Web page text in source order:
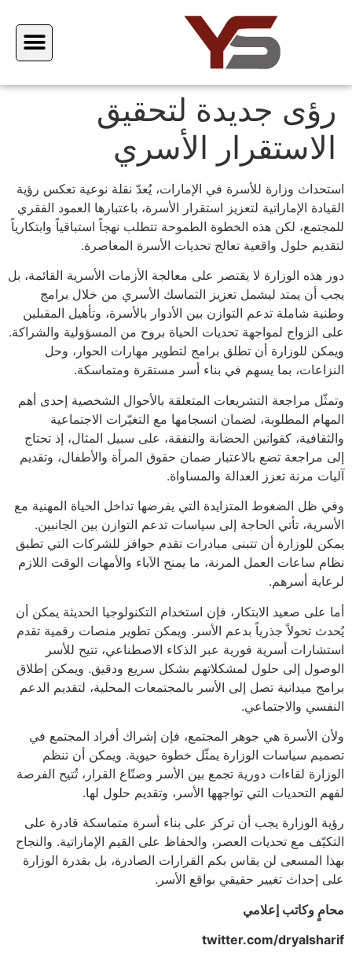
رؤى جديدة لتحقيق
الاستقرار الأسري
استحداث وزارة للأسرة في الإمارات، يُعدّ نقلة نوعية تعكس رؤية
القيادة الإماراتية لتعزيز استقرار الأسرة، باعتبارها العمود الفقري
للمجتمع، لكن هذه الخطوة الطموحة تتطلب نهجاً استباقياً وابتكارياً
لتقديم حلول واقعية تعالج تحديات الأسرة المعاصرة.
دور هذه الوزارة لا يقتصر على معالجة الأزمات الأسرية القائمة، بل
يجب أن يمتد ليشمل تعزيز التماسك الأسري من خلال برامج
وطنية شاملة تدعم التوازن بين الأدوار بالأسرة، وتأهيل المقبلين
على الزواج لمواجهة تحديات الحياة بروح من المسؤولية والشراكة.
ويمكن للوزارة أن تطلق برامج لتطوير مهارات الحوار، وحل
النزاعات، بما يسهم في بناء أسر مستقرة ومتماسكة.
وتمثّل مراجعة التشريعات المتعلقة بالأحوال الشخصية إحدى أهم
المهام المطلوبة، لضمان انسجامها مع التغيّرات الاجتماعية
والثقافية، كقوانين الحضانة والنفقة، على سبيل المثال، إذ تحتاج
إلى مراجعة تضع بالاعتبار ضمان حقوق المرأة والأطفال، وتقديم
آليات مرنة تعزز العدالة والمساواة.
وفي ظل الضغوط المتزايدة التي يفرضها تداخل الحياة المهنية مع
الأسرية، تأتي الحاجة إلى سياسات تدعم التوازن بين الجانبين.
يمكن للوزارة أن تتبنى مبادرات تقدم حوافز للشركات التي تطبق
نظام ساعات العمل المرنة، ما يمنح الآباء والأمهات الوقت اللازم
لرعاية أسرهم.
أما على صعيد الابتكار، فإن استخدام التكنولوجيا الحديثة يمكن أن
يُحدث تحولاً جذرياً بدعم الأسر. ويمكن تطوير منصات رقمية تقدم
استشارات أسرية فورية عبر الذكاء الاصطناعي، تتيح للأسر
الوصول إلى حلول لمشكلاتهم بشكل سريع ودقيق. ويمكن إطلاق
برامج ميدانية تصل إلى الأسر بالمجتمعات المحلية، لتقديم الدعم
النفسي والاجتماعي.
ولأن الأسرة هي جوهر المجتمع، فإن إشراك أفراد المجتمع في
تصميم سياسات الوزارة يمثّل خطوة حيوية. ويمكن أن تنظم
الوزارة لقاءات دورية تجمع بين الأسر وصنّاع القرار، تُتيح الفرصة
لفهم التحديات التي تواجهها الأسر، وتقديم حلول لها.
رؤية الوزارة يجب أن تركز على بناء أسرة متماسكة قادرة على
التكيّف مع تحديات العصر، والحفاظ على القيم الإماراتية. والنجاح
بهذا المسعى لن يقاس بكم القرارات الصادرة، بل بقدرة الوزارة
على إحداث تغيير حقيقي بواقع الأسر.
محامٍ وكاتب إعلامي
twitter.com/dryalsharif